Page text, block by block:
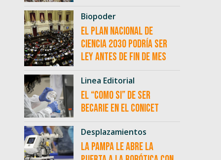
Biopoder
El Plan Nacional de
Ciencia 2030 podría ser
ley antes de fin de mes
Linea Editorial
El “como si” de ser
becarie en el CONICET
Desplazamientos
La Pampa le abre la